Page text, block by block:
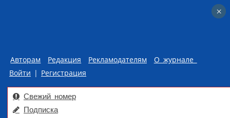
Авторам Редакция Рекламодателям
О журнале
Войти | Регистрация
Свежий номер
Подписка
×
×